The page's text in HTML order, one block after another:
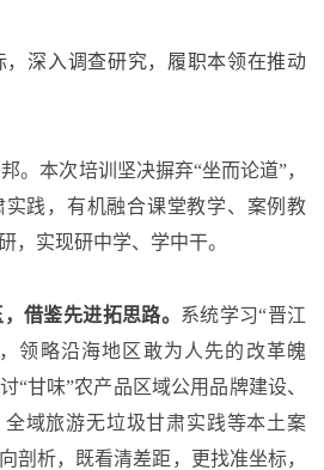
，深入调查研究，履职本领在推动
。本次培训坚决摒弃“坐而论道”，
践，有机融合课堂教学、案例教
，实现研中学、学中干。
借鉴先进拓思路。 系统学习“晋江
领略沿海地区敢为人先的改革魄
“甘味”农产品区域公用品牌建设、
域旅游无垃圾甘肃实践等本土案
剖析，既看清差距，更找准坐标，